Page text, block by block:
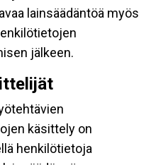
lainsäädäntöä myös
jälkeen.
käsittely on
henkilötietoja